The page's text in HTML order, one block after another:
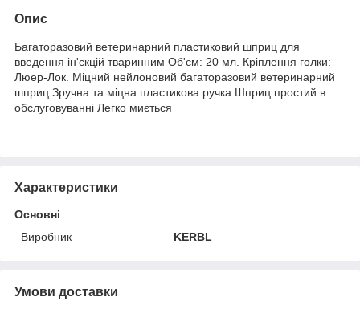
Опис
Багаторазовий ветеринарний пластиковий шприц для
введення ін'єкцій тваринним Об'єм: 20 мл. Кріплення голки:
Люер-Лок. Міцний нейлоновий багаторазовий ветеринарний
шприц Зручна та міцна пластикова ручка Шприц простий в
обслуговуванні Легко миється
Характеристики
Основні
Виробник
KERBL
Умови доставки